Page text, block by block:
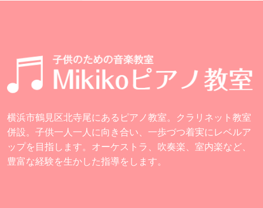
横浜市鶴見区北寺尾にあるピアノ教室。クラリネット教室
併設。子供一人一人に向き合い、一歩づつ着実にレベルア
ップを目指します。オーケストラ、吹奏楽、室内楽など、
豊富な経験を生かした指導をします。